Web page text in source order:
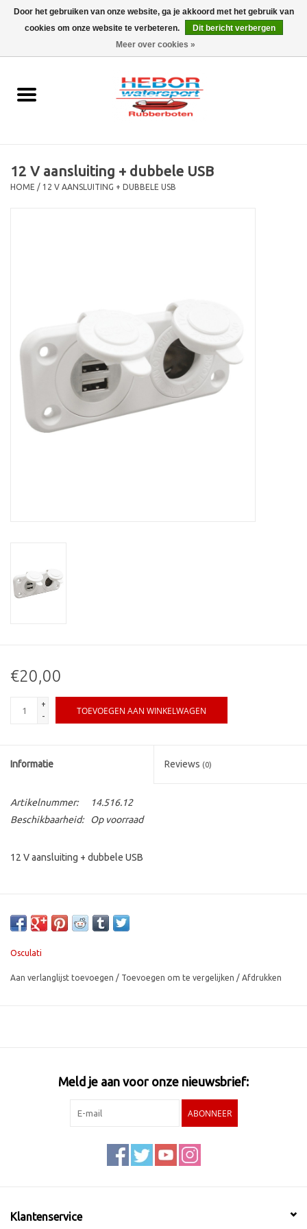
0 Artikelen - €0,00
Outboard
Trailer
Contact
12 V aansluiting + dubbele USB
HOME / 12 V AANSLUITING + DUBBELE USB
€20,00
+
-
TOEVOEGEN AAN WINKELWAGEN
Informatie Reviews (0)
Artikelnummer:
14.516.12
Beschikbaarheid:
Op voorraad
12 V aansluiting + dubbele USB
Osculati
Aan verlanglijst toevoegen / Toevoegen om te vergelijken / Afdrukken
Meld je aan voor onze nieuwsbrief:
ABONNEER
Klantenservice
Door het gebruiken van onze website, ga je akkoord met het gebruik van
cookies om onze website te verbeteren.
Dit bericht verbergen
Meer over cookies »